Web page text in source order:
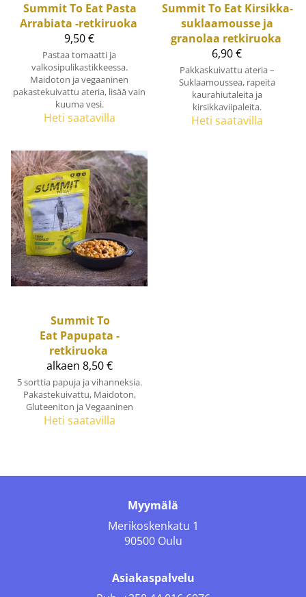
Summit To Eat Pasta
Arrabiata -retkiruoka
9,50 €
Pastaa tomaatti ja
valkosipulikastikkeessa.
Maidoton ja vegaaninen
pakastekuivattu ateria, lisää vain
kuuma vesi.
Heti saatavilla
Summit To Eat Kirsikka-
suklaamousse ja
granolaa retkiruoka
6,90 €
Pakkaskuivattu ateria –
Suklaamoussea, rapeita
kaurahiutaleita ja
kirsikkaviipaleita.
Heti saatavilla
Summit To
Eat Papupata -
retkiruoka
alkaen 8,50 €
5 sorttia papuja ja vihanneksia.
Pakastekuivattu, Maidoton,
Gluteeniton ja Vegaaninen
Heti saatavilla
Myymälä
Merikoskenkatu 1
90500 Oulu
Asiakaspalvelu